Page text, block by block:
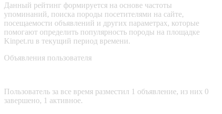
Данный рейтинг формируется на основе частоты
упоминаний, поиска породы посетителями на сайте,
посещаемости объявлений и других параметрах, которые
помогают определить популярность породы на площадке
Kinpet.ru в текущий период времени.
Объявления пользователя
Пользователь за все время разместил 1 объявление, из них 0
завершено, 1 активное.